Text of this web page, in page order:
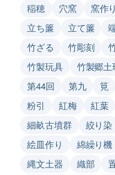
稲穂
穴窯 窯作り
立ち簾
立て簾
竹ざる
竹彫刻
竹製玩具
竹製郷土
第44回
第九 筧
粉引
紅梅 紅葉
細畝古墳群
絞り染
絵皿作り
綿繰り機
縄文土器
織部